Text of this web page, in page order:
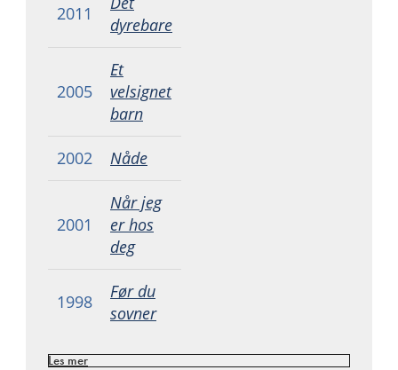
2011
dyrebare
2005
Et
velsignet
barn
2002 Nåde
2001
Når jeg
er hos
deg
1998
Før du
sovner
Les mer